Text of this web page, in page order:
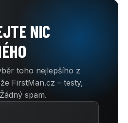
NIC
toho nejlepšího z
FirstMan.cz – testy,
spam.